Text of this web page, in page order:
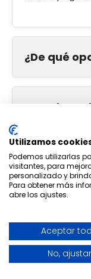
¿De qué
¿Puedo
¿Existe
Utilizamos
Podemos utilizarlas
visitantes, para
personalizado y
Para obtener más
abre los ajustes.
Aceptar
No, ajustar